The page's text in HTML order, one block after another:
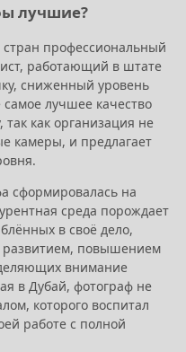
лучшие?
стран профессиональный
работающий в штате
сниженный уровень
самое лучшее качество
как организация не
камеры, и предлагает
сформировалась на
среда порождает
в своё дело,
повышением
внимание
в Дубай, фотограф не
которого воспитал
работе с полной